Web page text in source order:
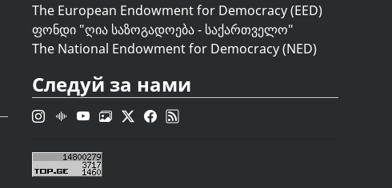
The European Endowment for Democracy (EED)
ფონდი "ღია საზოგადოება - საქართველო"
The National Endowment for Democracy (NED)
Следуй за нами